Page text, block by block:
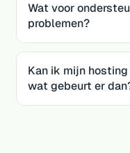
Wat voor
problemen?
Kan ik mijn
wat gebeurt er